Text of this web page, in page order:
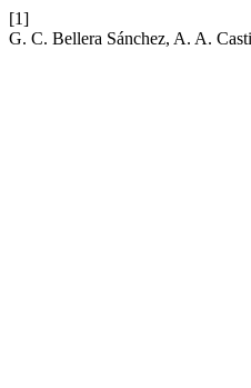
[1]
G. C. Bellera Sánchez, A. A.